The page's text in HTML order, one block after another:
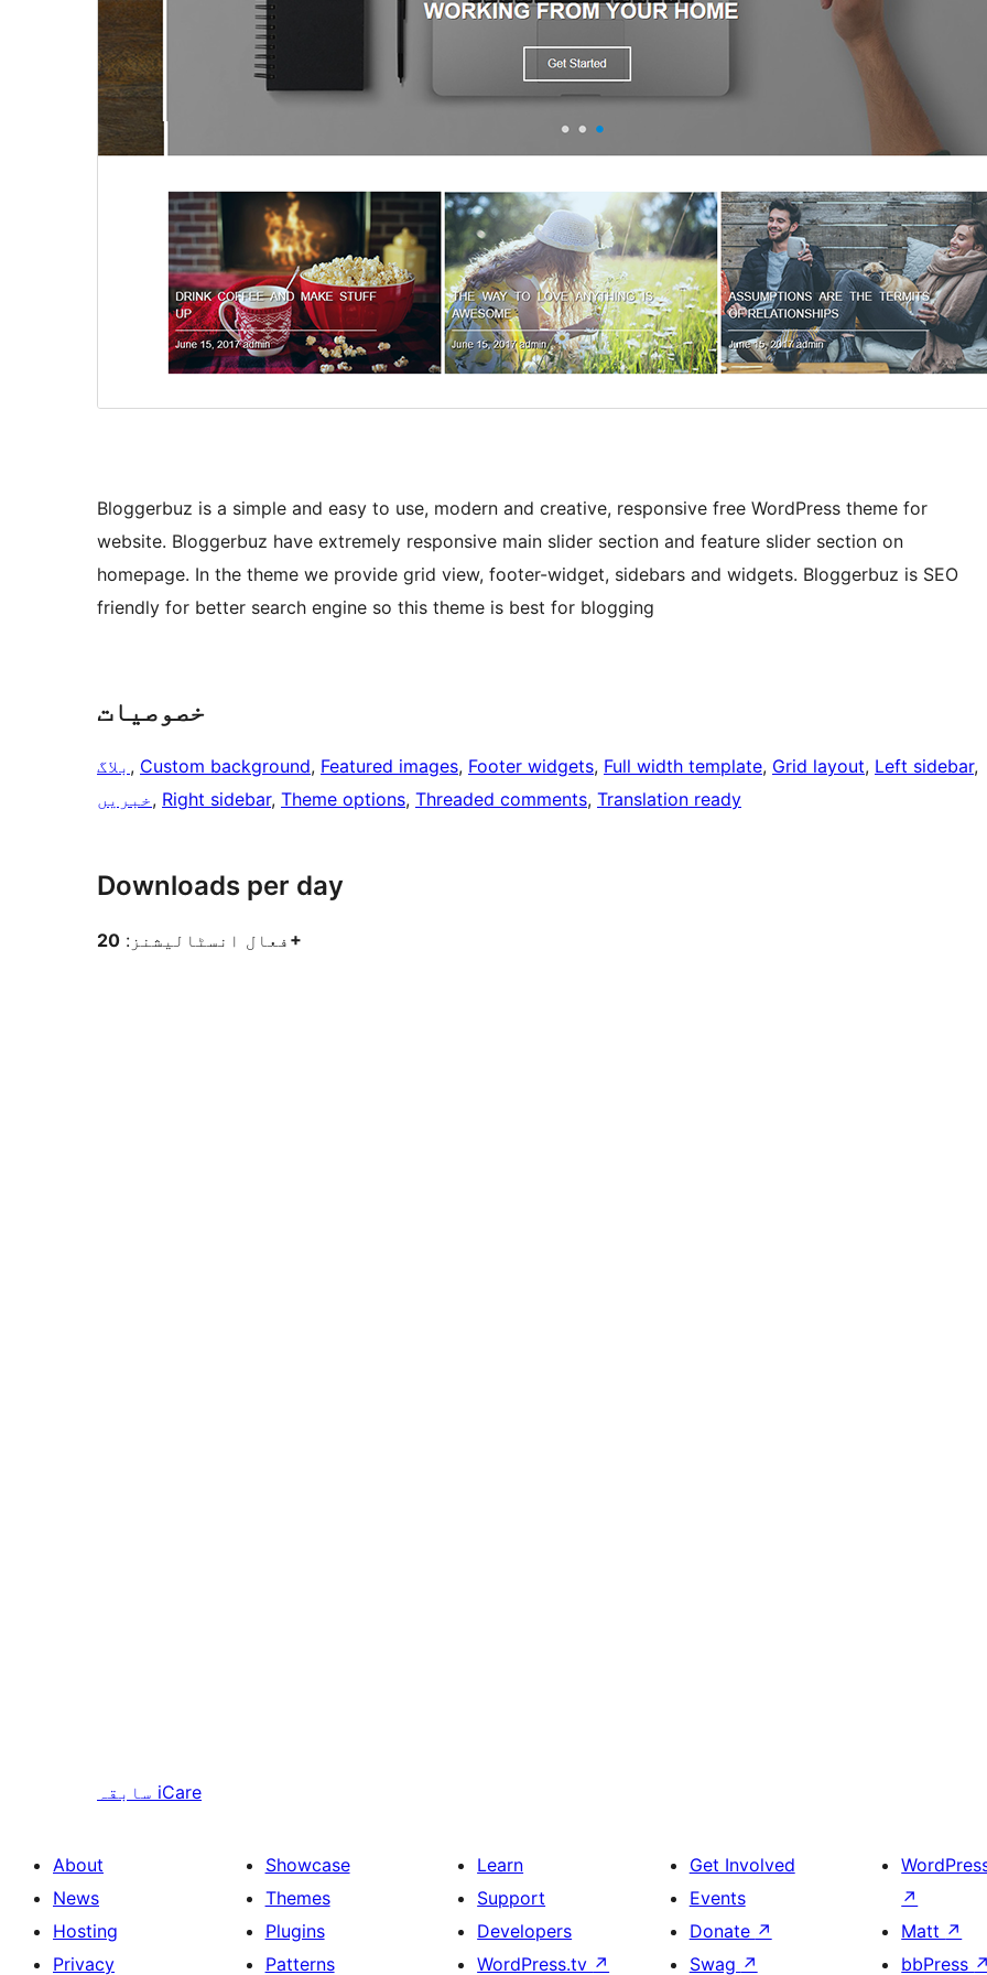
Bloggerbuz is a simple and easy to use, modern and creative, responsive free WordPress theme for
website. Bloggerbuz have extremely responsive main slider section and feature slider section on
homepage. In the theme we provide grid view, footer-widget, sidebars and widgets. Bloggerbuz is SEO
friendly for better search engine so this theme is best for blogging
خصوصیات
بلاگ , Custom background, Featured images, Footer widgets, Full width template, Grid layout, Left sidebar
خبریں, Right sidebar, Theme options, Threaded comments, Translation ready
Downloads per day
فعال انسٹالیشنز: 20+
سابقہ iCare
About
News
Hosting
Privacy
Showcase
Themes
Plugins
Patterns
Learn
Support
Developers
WordPress.tv ↗
Get Involved
Events
Donate ↗
Swag ↗
↗
Matt ↗
bbPress ↗